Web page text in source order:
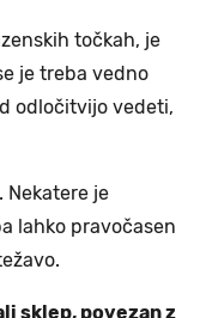
točkah, je
je treba vedno
odločitvijo vedeti,
Nekatere je
lahko pravočasen
sklep, povezan z